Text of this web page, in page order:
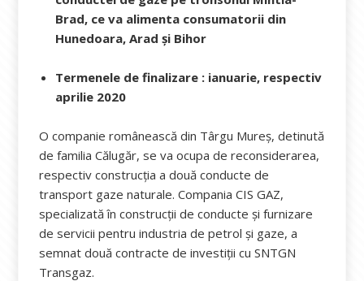
Brad, ce va alimenta consumatorii din
Hunedoara, Arad și Bihor
Termenele de finalizare : ianuarie, respectiv
aprilie 2020
O companie românească din Târgu Mureș, detinută
de familia Călugăr, se va ocupa de reconsiderarea,
respectiv construcția a două conducte de
transport gaze naturale. Compania CIS GAZ,
specializată în construcții de conducte și furnizare
de servicii pentru industria de petrol și gaze, a
semnat două contracte de investiții cu SNTGN
Transgaz.